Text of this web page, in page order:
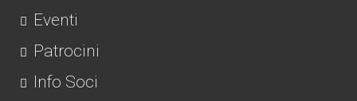
Eventi
Patrocini
Info Soci